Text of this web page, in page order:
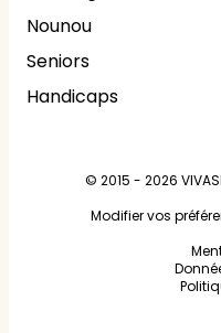
Nounou
Seniors
Handicaps
© 2015 - 2026
Modifier vos